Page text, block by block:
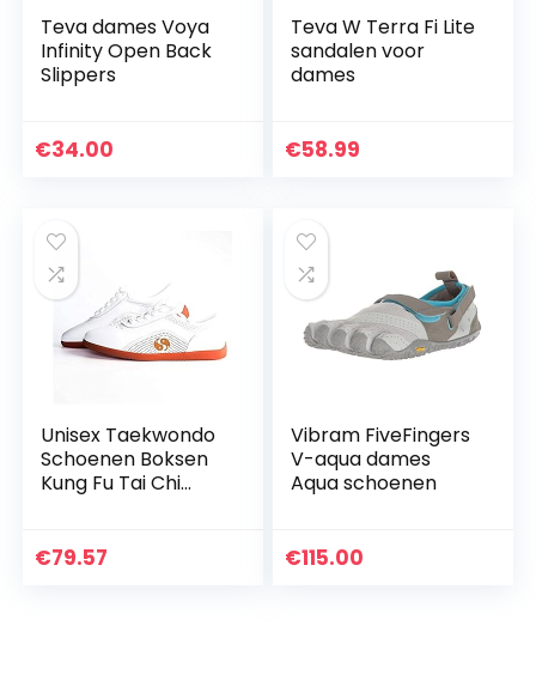
Teva dames Voya
Infinity Open Back
Slippers
€34.00
Teva W Terra Fi Lite
sandalen voor
dames
€58.99
Unisex Taekwondo
Schoenen Boksen
Kung Fu Tai Chi
Kinderen
€79.57
Vibram FiveFingers
V-aqua dames
Aqua schoenen
€115.00